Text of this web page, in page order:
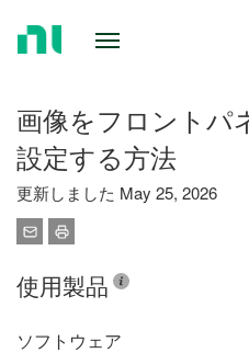
画像をフロントパ
設定する方法
更新しました May 25, 2026
使用製品
ソフトウェア